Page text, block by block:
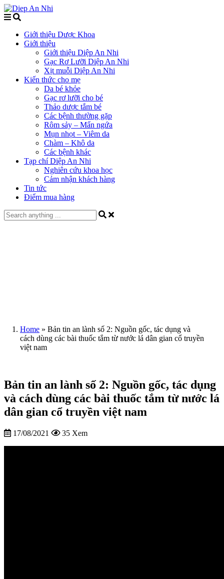
Giới thiệu Dược Khoa
Giới thiệu
Giới thiệu Diệp An Nhi
Gạc Rơ Lưỡi Diệp An Nhi
Xịt muỗi Diệp An Nhi
Kiến thức cho mẹ
Da bé khỏe
Gạc rơ lưỡi cho bé
Thảo dược tắm bé
Các bệnh thường gặp
Rôm sảy – Mẩn ngứa
Mụn nhọt – Viêm da
Chàm – Khô da
Các bệnh khác
Tạp chí Diệp An Nhi
Nghiên cứu khoa học
Cảm nhận khách hàng
Tin tức
Điểm mua hàng
Home » Bản tin an lành số 2: Nguồn gốc, tác dụng và
cách dùng các bài thuốc tắm từ nước lá dân gian cổ truyền
việt nam
Bản tin an lành số 2: Nguồn gốc, tác dụng
và cách dùng các bài thuốc tắm từ nước lá
dân gian cổ truyền việt nam
17/08/2021 35 Xem